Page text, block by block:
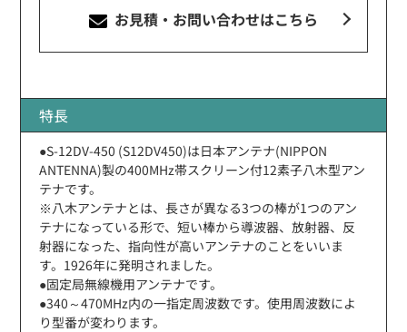
お見積・お問い合わせはこちら
特長
●S-12DV-450 (S12DV450)は日本アンテナ(NIPPON
ANTENNA)製の400MHz帯スクリーン付12素子八木型アン
テナです。
※八木アンテナとは、長さが異なる3つの棒が1つのアン
テナになっている形で、短い棒から導波器、放射器、反
射器になった、指向性が高いアンテナのことをいいま
す。1926年に発明されました。
●固定局無線機用アンテナです。
●340～470MHz内の一指定周波数です。使用周波数によ
り型番が変わります。